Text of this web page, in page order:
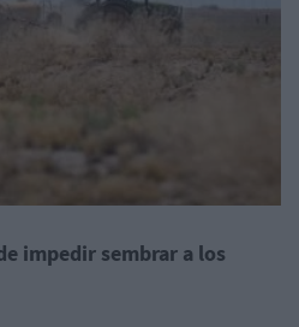
impedir sembrar a los